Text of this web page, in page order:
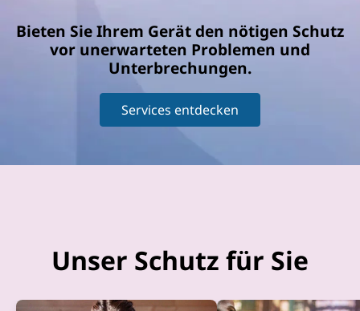
Bieten Sie Ihrem Gerät den nötigen Schutz
vor unerwarteten Problemen und
Unterbrechungen.
Services entdecken
Unser Schutz für Sie